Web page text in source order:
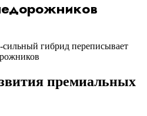
премиальных